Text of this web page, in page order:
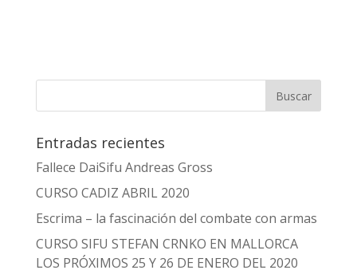
Entradas recientes
Fallece DaiSifu Andreas Gross
CURSO CADIZ ABRIL 2020
Escrima – la fascinación del combate con armas
CURSO SIFU STEFAN CRNKO EN MALLORCA
LOS PRÓXIMOS 25 Y 26 DE ENERO DEL 2020